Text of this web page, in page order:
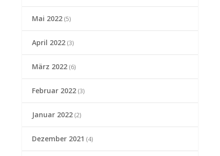
Mai 2022(5)
April 2022(3)
März 2022(6)
Februar 2022(3)
Januar 2022(2)
Dezember 2021 (4)